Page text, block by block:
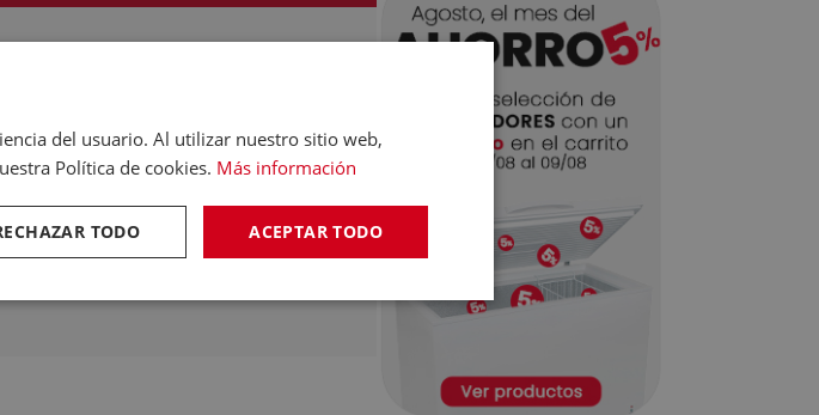
del usuario. Al utilizar nuestro sitio web,
Política de cookies. Más información
ACEPTAR TODO
TODO